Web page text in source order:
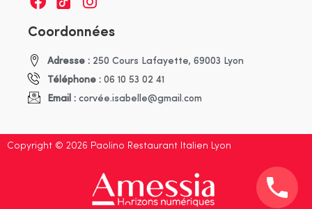
Coordonnées
Adresse :250 Cours Lafayette, 69003 Lyon
Téléphone :06 10 53 02 41
Email :corvée.isabelle@gmail.com
Copyright © 2026 Paolino Restaurant Italien Lyon